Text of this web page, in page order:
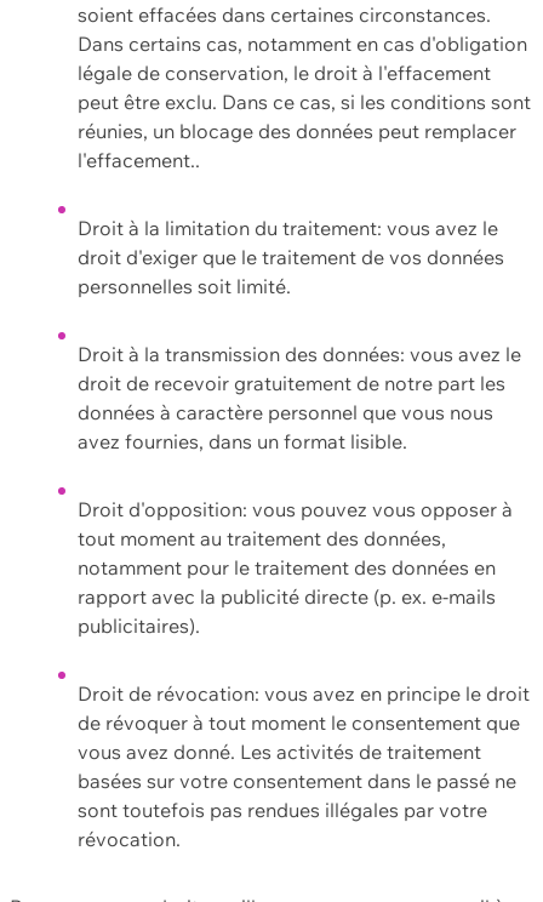
soient effacées dans certaines circonstances.
Dans certains cas, notamment en cas d'obligation
légale de conservation, le droit à l'effacement
peut être exclu. Dans ce cas, si les conditions sont
réunies, un blocage des données peut remplacer
l'effacement..
Droit à la limitation du traitement: vous avez le
droit d'exiger que le traitement de vos données
personnelles soit limité.
Droit à la transmission des données: vous avez le
droit de recevoir gratuitement de notre part les
données à caractère personnel que vous nous
avez fournies, dans un format lisible.
Droit d'opposition: vous pouvez vous opposer à
tout moment au traitement des données,
notamment pour le traitement des données en
rapport avec la publicité directe (p. ex. e-mails
publicitaires).
Droit de révocation: vous avez en principe le droit
de révoquer à tout moment le consentement que
vous avez donné. Les activités de traitement
basées sur votre consentement dans le passé ne
sont toutefois pas rendues illégales par votre
révocation.